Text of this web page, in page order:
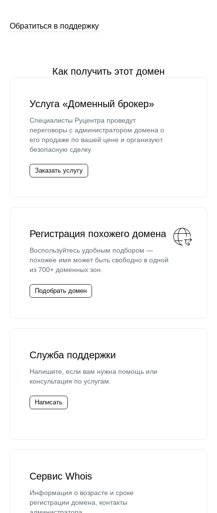
Обратиться в поддержку
Как получить этот домен
Услуга «Доменный брокер»
Специалисты Руцентра проведут
переговоры с администратором домена о
его продаже по вашей цене и организуют
безопасную сделку.
Заказать услугу
Регистрация похожего домена
Воспользуйтесь удобным подбором —
похожее имя может быть свободно в одной
из 700+ доменных зон.
Подобрать домен
Служба поддержки
Напишите, если вам нужна помощь или
консультация по услугам.
Написать
Сервис Whois
Информация о возрасте и сроке
регистрации домена, контакты